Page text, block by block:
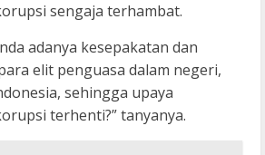
sengaja terhambat.
adanya kesepakatan dan
elit penguasa dalam negeri,
sehingga upaya
terhenti?” tanyanya.